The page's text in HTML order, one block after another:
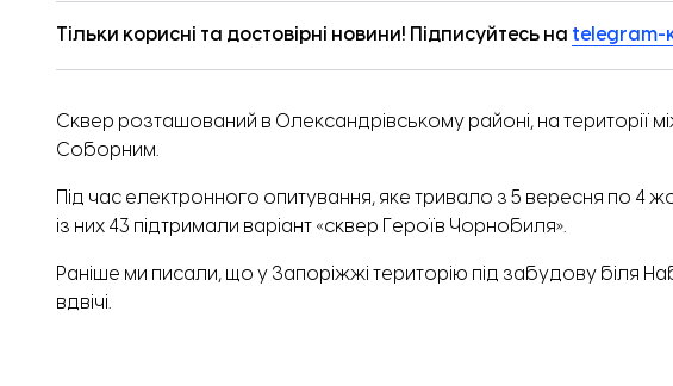
Тільки корисні та достовірні новини! Підписуйтесь на telegram-
Сквер розташований в Олександрівському районі, на території
Соборним.
Під час електронного опитування, яке тривало з 5 вересня по 4
із них 43 підтримали варіант «сквер Героїв Чорнобиля».
Раніше ми писали, що у Запоріжжі територію під забудову біля
вдвічі.